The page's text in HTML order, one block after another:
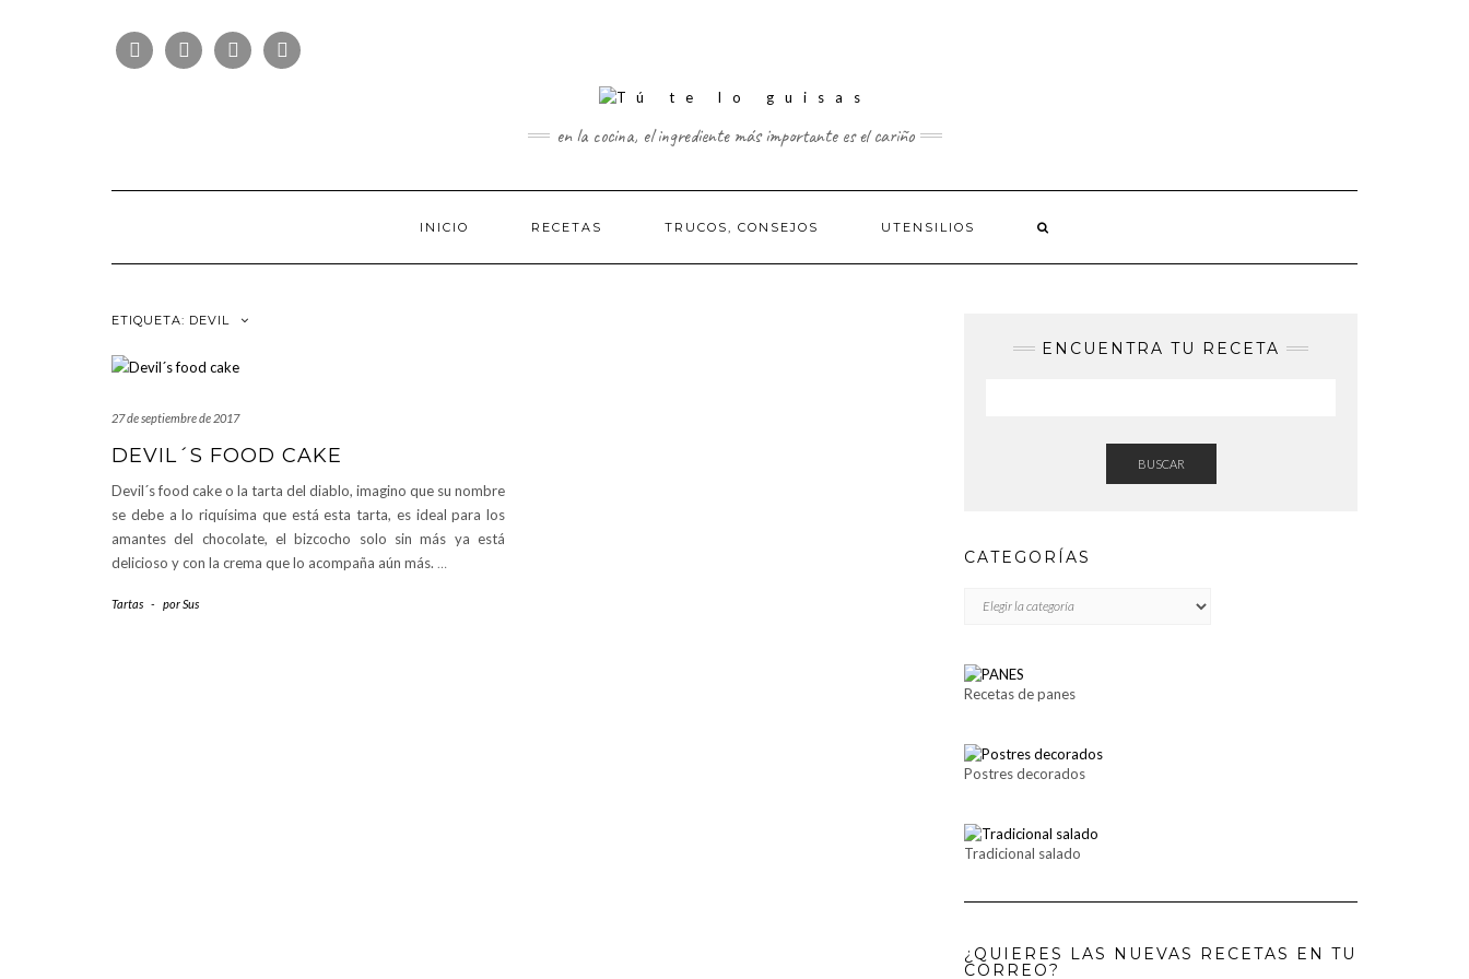
FOLLOW
US
FACEBOOKTWITTERPINTERESTINSTAGRAM
en la cocina, el ingrediente más importante es el cariño
INICIO RECETAS TRUCOS, CONSEJOS UTENSILIOS
ETIQUETA: DEVIL
27 de septiembre de 2017
DEVIL´S FOOD CAKE
Devil´s food cake o la tarta del diablo, imagino que su nombre
se debe a lo riquísima que está esta tarta, es ideal para los
amantes del chocolate, el bizcocho solo sin más ya está
delicioso y con la crema que lo acompaña aún más. …
Tartas - porSus
ENCUENTRA TU RECETA
BUSCAR
CATEGORÍAS
Recetas de panes
Postres decorados
Tradicional salado
¿QUIERES LAS NUEVAS RECETAS EN TU
CORREO?